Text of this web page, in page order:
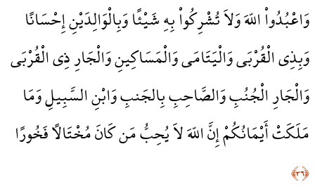
وَاعْبُدُواْ اللّهَ وَلاَ تُشْرِكُواْ بِهِ شَيْئًا وَبِالْوَالِدَيْنِ إِحْسَانًا
وَبِذِي الْقُرْبَى وَالْيَتَامَى وَالْمَسَاكِينِ وَالْجَارِ ذِي الْقُرْبَى
وَالْجَارِ الْجُنُبِ وَالصَّاحِبِ بِالجَنبِ وَابْنِ السَّبِيلِ وَمَا
مَلَكَتْ أَيْمَانُكُمْ إِنَّ اللّهَ لاَ يُحِبُّ مَن كَانَ مُخْتَالاً فَخُورًا
﴿٣٦﴾